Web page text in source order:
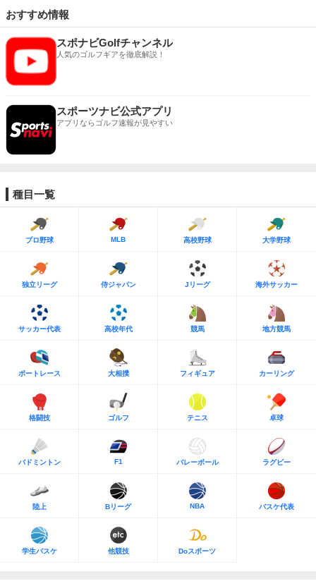
おすすめ情報
スポナビGolfチャンネル
人気のゴルフギアを徹底解説！
スポーツナビ公式アプリ
アプリならゴルフ速報が見やすい
種目一覧
プロ野球 MLB 高校野球 大学野球
独立リーグ 侍ジャパン Jリーグ 海外サッカー
サッカー代表 高校年代 競馬 地方競馬
ボートレース 大相撲 フィギュア カーリング
格闘技 ゴルフ テニス 卓球
バドミントン F1 バレーボール ラグビー
陸上 Bリーグ NBA バスケ代表
学生バスケ 他競技 Doスポーツ